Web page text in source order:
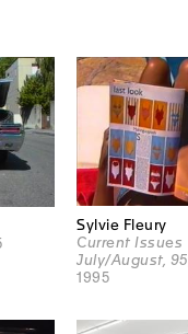
Sylvie Fleury
Current Issues
July/August, 95
1995